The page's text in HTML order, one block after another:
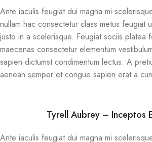
Ante iaculis feugiat dui magna mi
nullam hac consectetur class metus feugiat
justo in a scelerisque. Feugiat sociis platea
maecenas consectetur elementum
sapien dictumst condimentum lectus. A
aenean semper et congue sapien erat a
Tyrell Aubrey – Inceptos
Ante iaculis feugiat dui magna mi